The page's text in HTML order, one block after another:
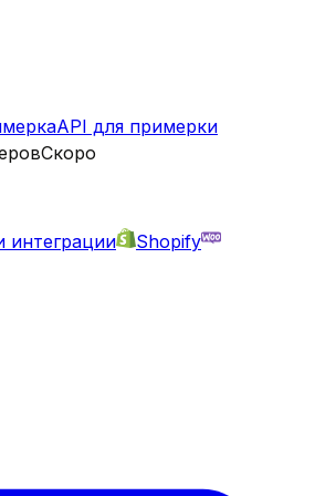
API для примерки
Скоро
интеграции
Shopify